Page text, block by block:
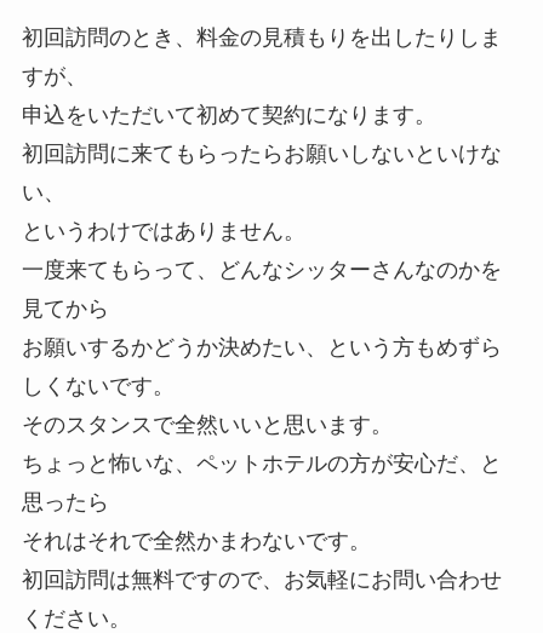
初回訪問のとき、料金の見積もりを出したりしま
すが、
申込をいただいて初めて契約になります。
初回訪問に来てもらったらお願いしないといけな
い、
というわけではありません。
一度来てもらって、どんなシッターさんなのかを
見てから
お願いするかどうか決めたい、という方もめずら
しくないです。
そのスタンスで全然いいと思います。
ちょっと怖いな、ペットホテルの方が安心だ、と
思ったら
それはそれで全然かまわないです。
初回訪問は無料ですので、お気軽にお問い合わせ
ください。